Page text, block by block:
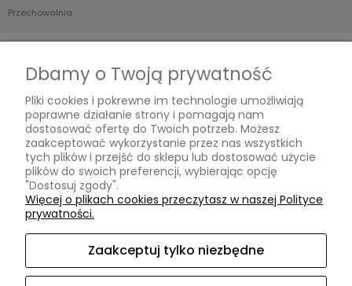
Przechowalnia
Formy płatności
Czas i koszty dostawy
Czas realizacji zamówienia
Informacje
O nas
Kontakt
Dbamy o Twoją prywatność
Pliki cookies i pokrewne im technologie umożliwiają
poprawne działanie strony i pomagają nam
dostosować ofertę do Twoich potrzeb. Możesz
zaakceptować wykorzystanie przez nas wszystkich
tych plików i przejść do sklepu lub dostosować użycie
plików do swoich preferencji, wybierając opcję
"Dostosuj zgody".
Więcej o plikach cookies przeczytasz w naszej Polityce
prywatności.
Zaakceptuj tylko niezbędne